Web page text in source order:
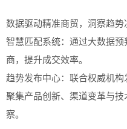
数据驱动精准商贸，洞察趋势
智慧匹配系统：通过大数据
商，提升成交效率。
趋势发布中心：联合权威机构
聚集产品创新、渠道变革与
察。